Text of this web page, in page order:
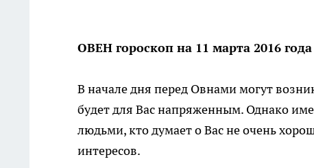
ОВЕН гороскоп на 11 марта 2016 года
В начале дня перед Овнами могут
будет для Вас напряженным. Однако
людьми, кто думает о Вас не очень
интересов.